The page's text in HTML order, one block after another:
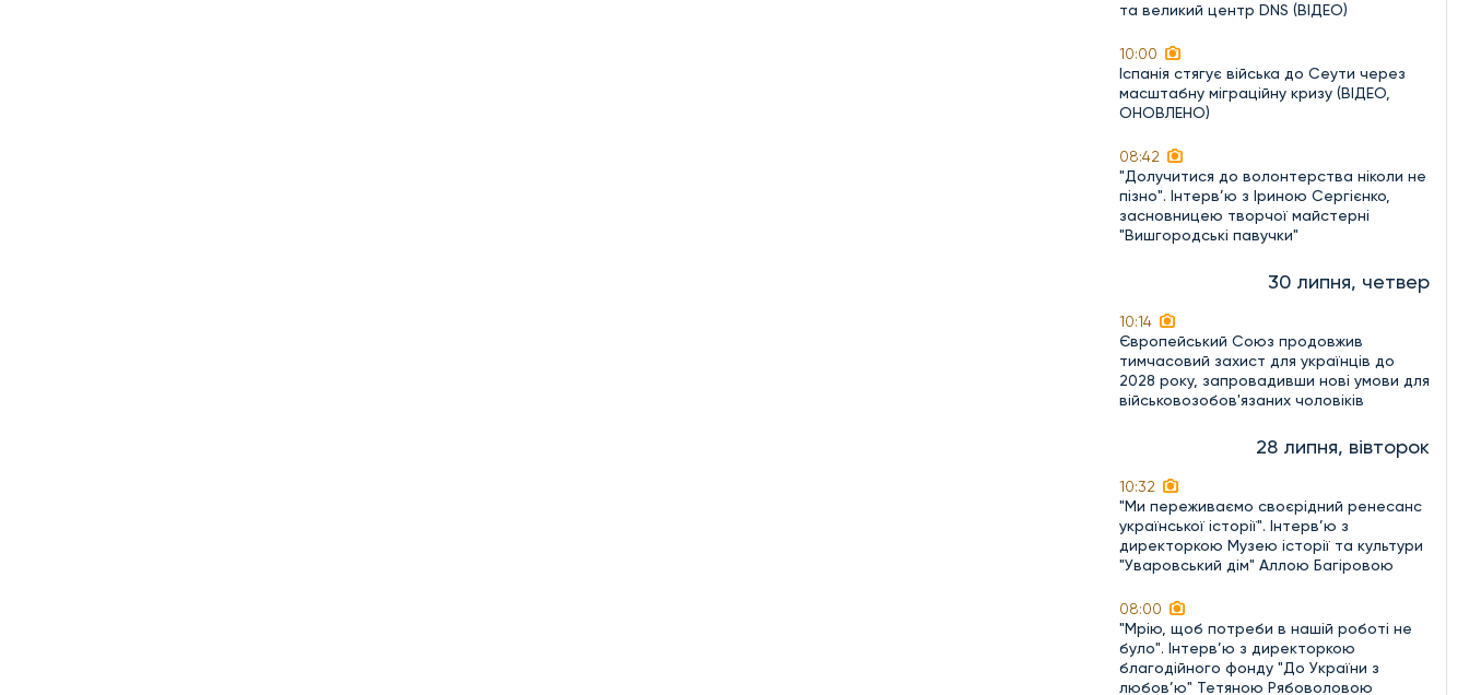
та великий центр DNS (ВІДЕО)
10:00
Іспанія стягує війська до Сеути через
масштабну міграційну кризу (ВІДЕО,
ОНОВЛЕНО)
08:42
"Долучитися до волонтерства ніколи не
пізно". Інтерв’ю з Іриною Сергієнко,
засновницею творчої майстерні
"Вишгородські павучки"
30 липня, четвер
10:14
Європейський Союз продовжив
тимчасовий захист для українців до
2028 року, запровадивши нові умови для
військовозобов'язаних чоловіків
28 липня, вівторок
10:32
"Ми переживаємо своєрідний ренесанс
української історії". Інтерв’ю з
директоркою Музею історії та культури
"Уваровський дім" Аллою Багіровою
08:00
"Мрію, щоб потреби в нашій роботі не
було". Інтерв’ю з директоркою
благодійного фонду "До України з
любов’ю" Тетяною Рябоволовою